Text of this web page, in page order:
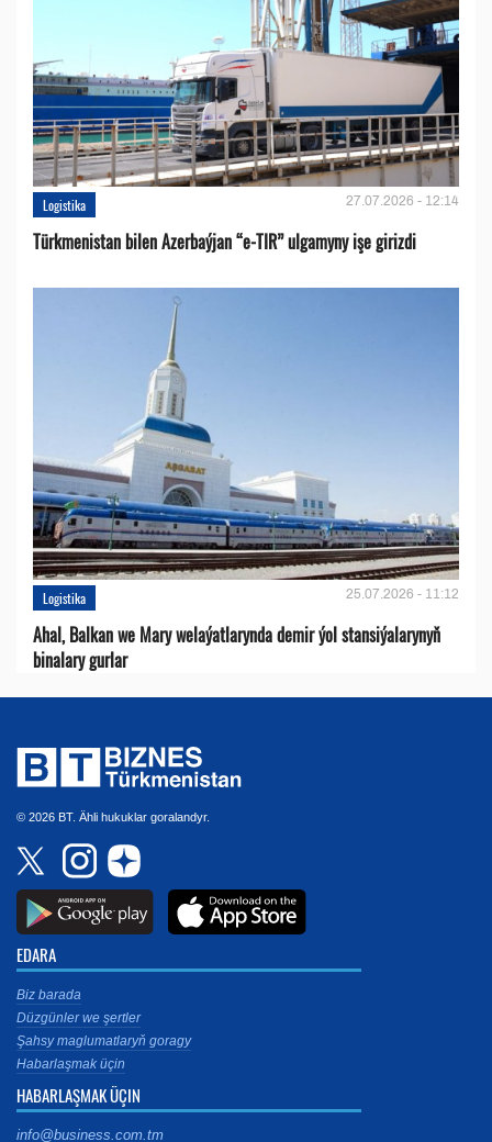
Logistika 27.07.2026 - 12:14
Türkmenistan bilen Azerbaýjan “e-TIR” ulgamyny işe girizdi
Logistika 25.07.2026 - 11:12
Ahal, Balkan we Mary welaýatlarynda demir ýol stansiýalarynyň
binalary gurlar
© 2026 BT. Ähli hukuklar goralandyr.
EDARA
Biz barada
Düzgünler we şertler
Şahsy maglumatlaryň goragy
Habarlaşmak üçin
HABARLAŞMAK ÜÇIN
info@business.com.tm